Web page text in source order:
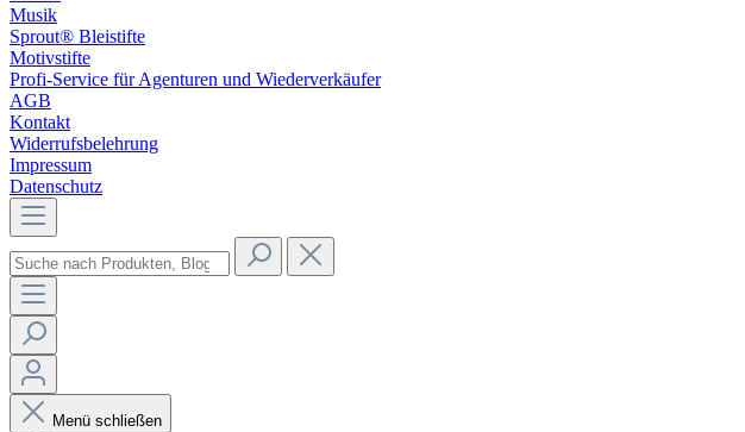
Musik
Sprout® Bleistifte
Motivstifte
Profi-Service für Agenturen und Wiederverkäufer
AGB
Kontakt
Widerrufsbelehrung
Impressum
Datenschutz
Menü schließen